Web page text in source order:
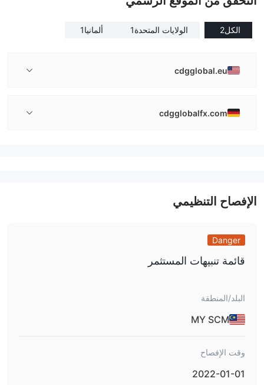
الكل2 الولايات المتحدة1 ألمانيا1
cdgglobal.eu
cdgglobalfx.com
الإفصاح التنظيمي
Danger
قائمة تنبيهات المستثمر
البلد/المنطقة
MY SCM
وقت الإفصاح
2022-01-01